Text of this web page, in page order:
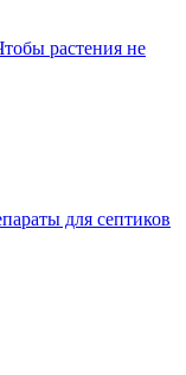
растения не
для септиков